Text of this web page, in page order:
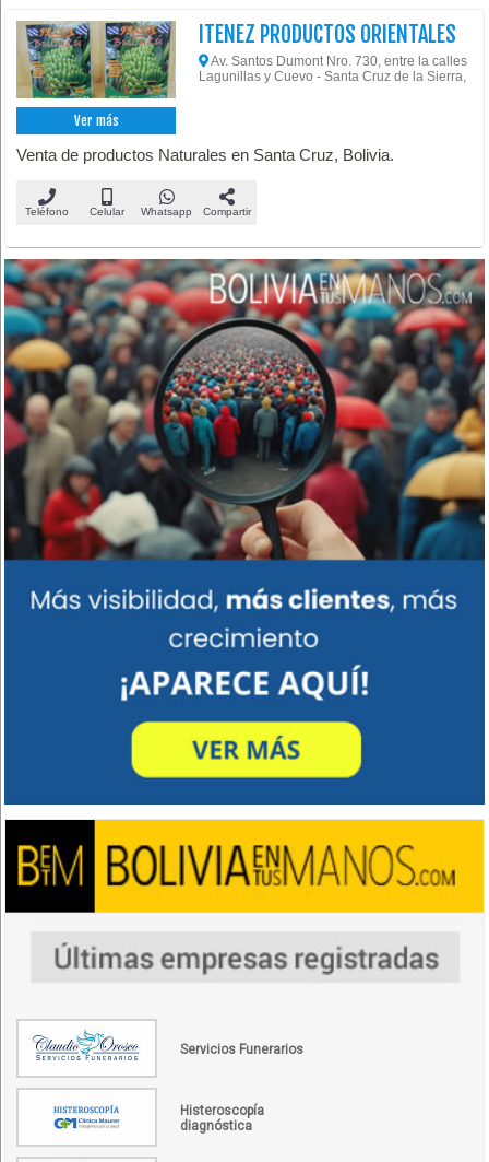
Ver más
ITENEZ PRODUCTOS ORIENTALES
Av. Santos Dumont Nro. 730, entre la calles
Lagunillas y Cuevo - Santa Cruz de la Sierra,
Venta de productos Naturales en Santa Cruz, Bolivia.
Teléfono Celular Whatsapp Compartir
Servicios Funerarios
Histeroscopía
diagnóstica